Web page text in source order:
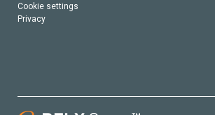
Cookie settings
Privacy